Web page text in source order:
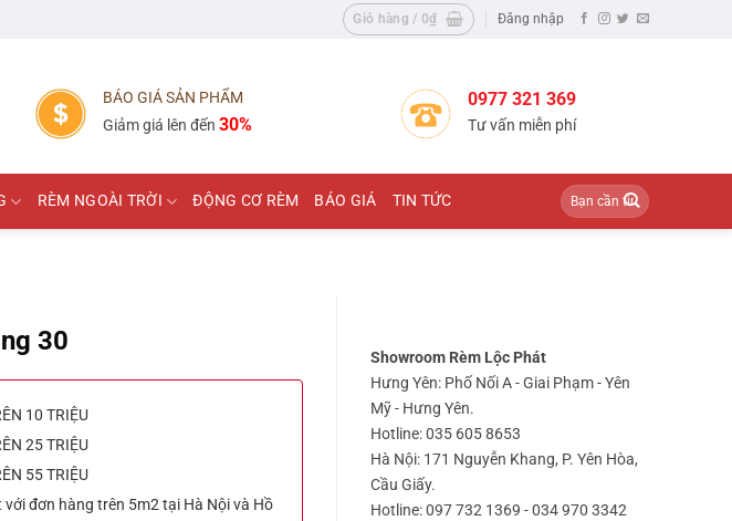
Giỏ hàng /0₫ Đăng nhập
BÁO GIÁ SẢN PHẨM
Giảm giá lên đến 30%
0977 321 369
Tư vấn miễn phí
RÈM NGOÀI TRỜI ĐỘNG CƠ RÈM BÁO GIÁ TIN TỨC
Tìm
kiếm:
Showroom Rèm Lộc Phát
Hưng Yên: Phố Nối A - Giai Phạm - Yên
Mỹ - Hưng Yên.
Hotline: 035 605 8653
Hà Nội: 171 Nguyễn Khang, P. Yên Hòa,
Cầu Giấy.
Hotline: 097 732 1369 - 034 970 3342
30
10 TRIỆU
25 TRIỆU
55 TRIỆU
đơn hàng trên 5m2 tại Hà Nội và Hồ